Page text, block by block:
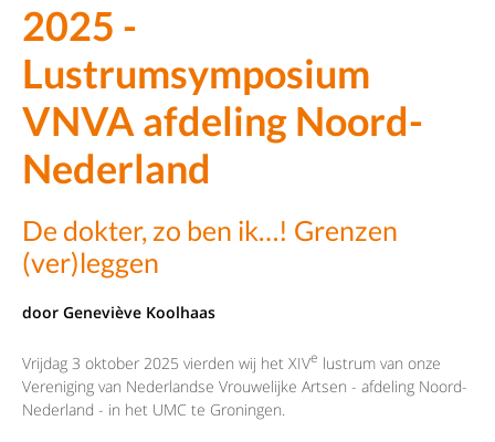
2025 -
Lustrumsymposium
VNVA afdeling Noord-
Nederland
De dokter, zo ben ik…! Grenzen
(ver)leggen
door Geneviève Koolhaas
Vrijdag 3 oktober 2025 vierden wij het XIVe lustrum van onze
Vereniging van Nederlandse Vrouwelijke Artsen - afdeling Noord-
Nederland - in het UMC te Groningen.